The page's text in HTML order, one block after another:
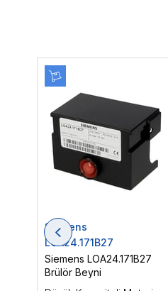
Siemens
LOA24.171B27
Siemens LOA24.171B27
Brülör Beyni